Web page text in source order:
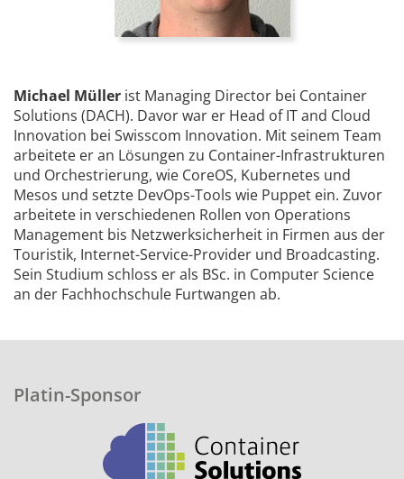
Michael Müller ist Managing Director bei Container
Solutions (DACH). Davor war er Head of IT and Cloud
Innovation bei Swisscom Innovation. Mit seinem Team
arbeitete er an Lösungen zu Container-Infrastrukturen
und Orchestrierung, wie CoreOS, Kubernetes und
Mesos und setzte DevOps-Tools wie Puppet ein. Zuvor
arbeitete in verschiedenen Rollen von Operations
Management bis Netzwerksicherheit in Firmen aus der
Touristik, Internet-Service-Provider und Broadcasting.
Sein Studium schloss er als BSc. in Computer Science
an der Fachhochschule Furtwangen ab.
Platin-Sponsor